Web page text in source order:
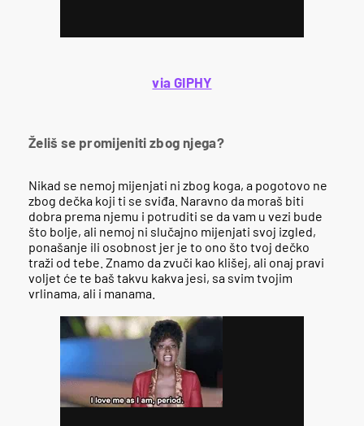
via GIPHY
Želiš se promijeniti zbog njega?
Nikad se nemoj mijenjati ni zbog koga, a pogotovo ne
zbog dečka koji ti se sviđa. Naravno da moraš biti
dobra prema njemu i potruditi se da vam u vezi bude
što bolje, ali nemoj ni slučajno mijenjati svoj izgled,
ponašanje ili osobnost jer je to ono što tvoj dečko
traži od tebe. Znamo da zvuči kao klišej, ali onaj pravi
voljet će te baš takvu kakva jesi, sa svim tvojim
vrlinama, ali i manama.